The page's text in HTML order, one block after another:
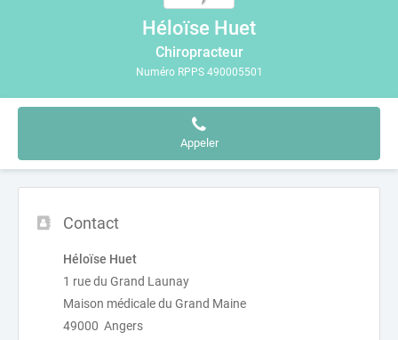
Héloïse Huet
Chiropracteur
Numéro RPPS 490005501
Appeler
Contact
Héloïse Huet
1 rue du Grand Launay
Maison médicale du Grand Maine
49000 Angers